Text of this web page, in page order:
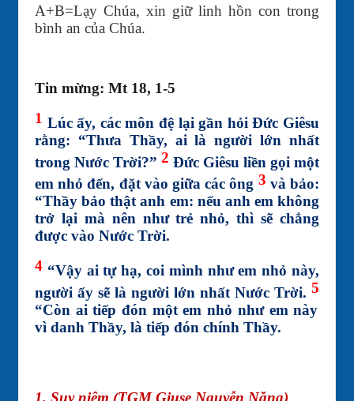
A+B=Lạy Chúa, xin giữ linh hồn con trong
bình an của Chúa.
Tin mừng: Mt 18, 1-5
1 Lúc ấy, các môn đệ lại gần hỏi Đức Giêsu
rằng: “Thưa Thầy, ai là người lớn nhất
trong Nước Trời?” 2 Đức Giêsu liền gọi một
em nhỏ đến, đặt vào giữa các ông 3 và bảo:
“Thầy bảo thật anh em: nếu anh em không
trở lại mà nên như trẻ nhỏ, thì sẽ chẳng
được vào Nước Trời.
4 “Vậy ai tự hạ, coi mình như em nhỏ này,
người ấy sẽ là người lớn nhất Nước Trời. 5
“Còn ai tiếp đón một em nhỏ như em này
vì danh Thầy, là tiếp đón chính Thầy.
1. Suy niệm (TGM Giuse Nguyễn Năng)